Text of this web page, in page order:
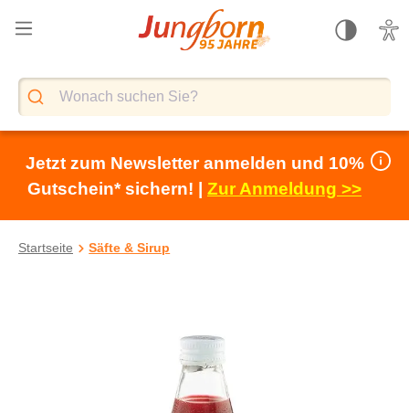
springen
Jetzt zum Newsletter anmelden und 10%
Gutschein* sichern! | Zur Anmeldung >>
Startseite Säfte & Sirup